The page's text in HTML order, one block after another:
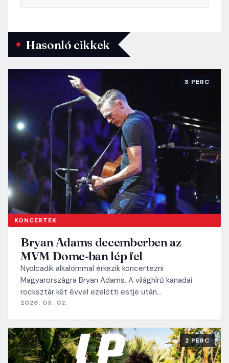
Hasonló cikkek
KONCERTEK
3 PERC
Bryan Adams decemberben az
MVM Dome-ban lép fel
Nyolcadik alkalommal érkezik koncertezni
Magyarországra Bryan Adams. A világhírű kanadai
rocksztár két évvel ezelőtti estje után…
2026. 03. 02.
2 PERC